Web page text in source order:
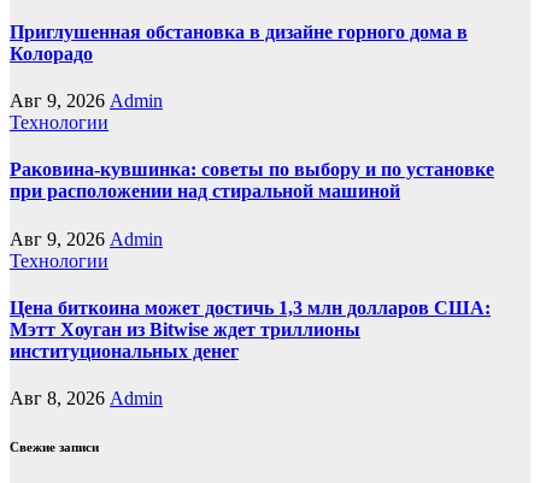
Приглушенная обстановка в дизайне горного дома в
Колорадо
Авг 9, 2026 Admin
Технологии
Раковина-кувшинка: советы по выбору и по установке
при расположении над стиральной машиной
Авг 9, 2026 Admin
Технологии
Цена биткоина может достичь 1,3 млн долларов США:
Мэтт Хоуган из Bitwise ждет триллионы
институциональных денег
Авг 8, 2026 Admin
Свежие записи